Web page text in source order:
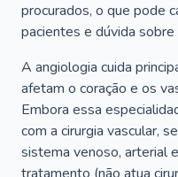
procurados, o que pode
pacientes e dúvida sobre
A angiologia cuida
afetam o coração e os
Embora essa
com a cirurgia vascular,
sistema venoso, arterial